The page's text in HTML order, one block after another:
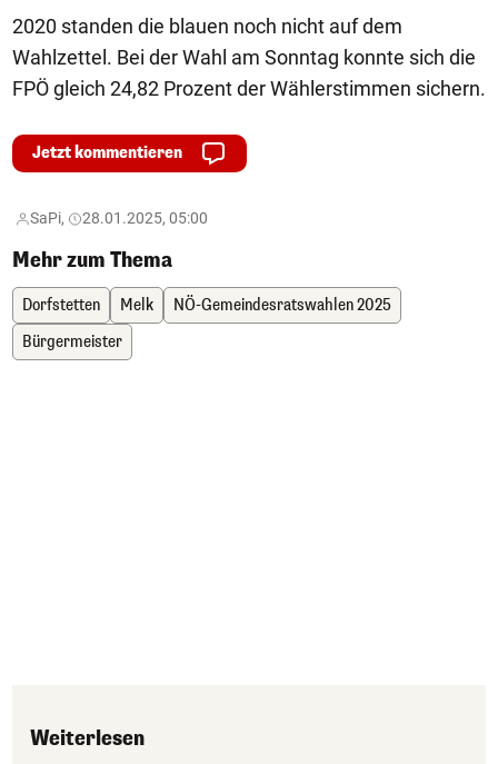
2020 standen die blauen noch nicht auf dem
Wahlzettel. Bei der Wahl am Sonntag konnte sich die
FPÖ gleich 24,82 Prozent der Wählerstimmen sichern.
Jetzt kommentieren
SaPi, 28.01.2025, 05:00
Mehr zum Thema
Dorfstetten Melk
NÖ-Gemeindesratswahlen 2025
Bürgermeister
Weiterlesen